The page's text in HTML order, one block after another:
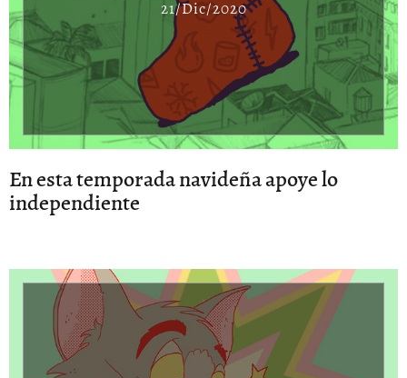
21/Dic/2020
En esta temporada navideña apoye lo
independiente